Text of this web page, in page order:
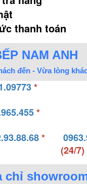
thanh toán
NAM ANH
đến - Vừa lòng
*
*
*
(24/7)
chỉ